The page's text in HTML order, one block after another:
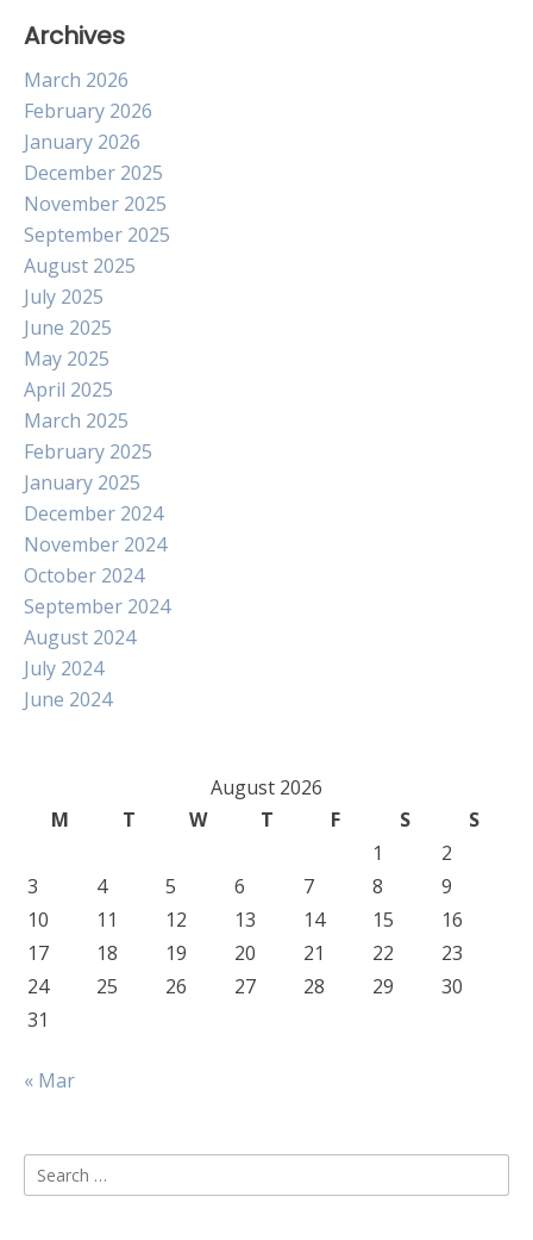
Archives
March 2026
February 2026
January 2026
December 2025
November 2025
September 2025
August 2025
July 2025
June 2025
May 2025
April 2025
March 2025
February 2025
January 2025
December 2024
November 2024
October 2024
September 2024
August 2024
July 2024
June 2024
August 2026
M
T W T F S
S
1
2
3
4 5 6 7 8
9
10
11 12 13 14 15
16
17
18 19 20 21 22
23
24
25 26 27 28 29
30
31
« Mar
Search
for: